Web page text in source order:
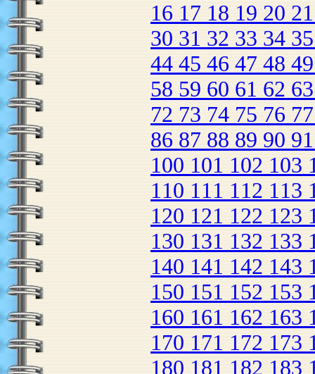
16 17 18 19 20
30 31 32 33 34
44 45 46 47 48
58 59 60 61 62
72 73 74 75 76
86 87 88 89 90
100 101 102 103
110 111 112 113
120 121 122 123
130 131 132 133
140 141 142 143
150 151 152 153
160 161 162 163
170 171 172 173
180 181 182 183